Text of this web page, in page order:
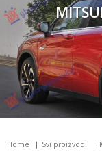
Home Svi proizvodi